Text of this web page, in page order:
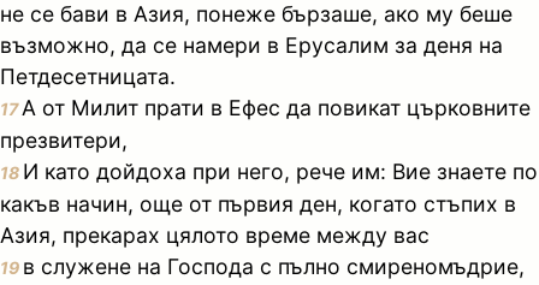
не се бави в Азия, понеже бързаше, ако му беше
възможно, да се намери в Ерусалим за деня на
Петдесетницата.
17А от Милит прати в Ефес да повикат църковните
презвитери,
18 И като дойдоха при него, рече им: Вие знаете по
какъв начин, още от първия ден, когато стъпих в
Азия, прекарах цялото време между вас
19 в служене на Господа с пълно смиреномъдрие,